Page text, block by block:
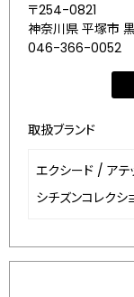
〒254-0821
神奈川県 平塚市
046-366-0052
取扱ブランド
エクシード / アテ
シチズンコレクシ